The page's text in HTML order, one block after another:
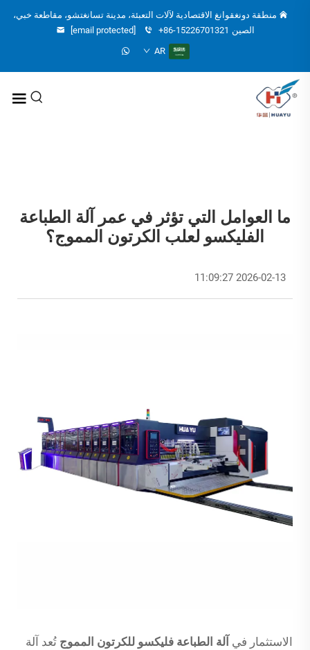
منطقة دونغقوانغ الاقتصادية لآلات التعبئة، مدينة تسانغتشو، مقاطعة خبي،
الصين +86-15226701321
[email protected]
AR
ما العوامل التي تؤثر في عمر آلة الطباعة
الفليكسو لعلب الكرتون المموج؟
2026-02-13 11:09:27
الاستثمار في آلة الطباعة فليكسو للكرتون المموج تُعد آلة